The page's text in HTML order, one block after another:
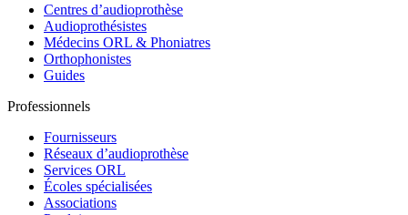
Centres d’audioprothèse
Audioprothésistes
Médecins ORL & Phoniatres
Orthophonistes
Guides
Professionnels
Fournisseurs
Réseaux d’audioprothèse
Services ORL
Écoles spécialisées
Associations